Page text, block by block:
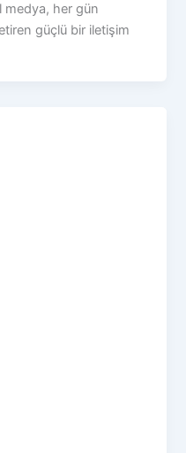
medya, her gün
güçlü bir iletişim